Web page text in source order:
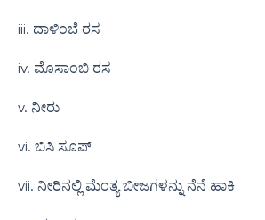
iii. ದಾಳಿಂಬೆ ರಸ
iv. ಮೊಸಾಂಬಿ ರಸ
v. ನೀರು
vi. ಬಿಸಿ ಸೂಪ್
vii. ನೀರಿನಲ್ಲಿ ಮೆಂತ್ಯ ಬೀಜಗಳನ್ನು ನೆನೆ ಹಾಕಿ